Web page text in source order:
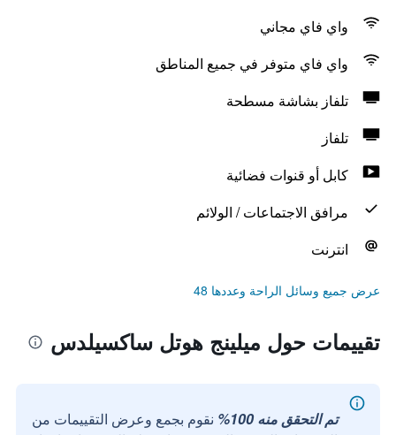
واي فاي مجاني
واي فاي متوفر في جميع المناطق
تلفاز بشاشة مسطحة
تلفاز
كابل أو قنوات فضائية
مرافق الاجتماعات / الولائم
انترنت
عرض جميع وسائل الراحة وعددها 48
تقييمات حول ميلينج هوتل ساكسيلدس
تم التحقق منه 100%
نقوم بجمع وعرض التقييمات من